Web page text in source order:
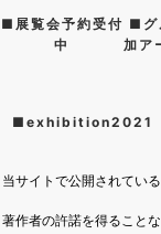
■展覧会予約受付
中
■グ
加ア
■exhibition2021
当サイトで公開されてい
著作者の許諾を得ること